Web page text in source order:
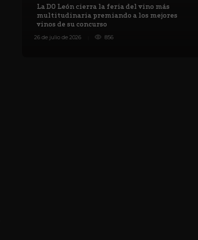
La DO León cierra la feria del vino más
multitudinaria premiando a los mejores
vinos de su concurso
26 de julio de 2026 856